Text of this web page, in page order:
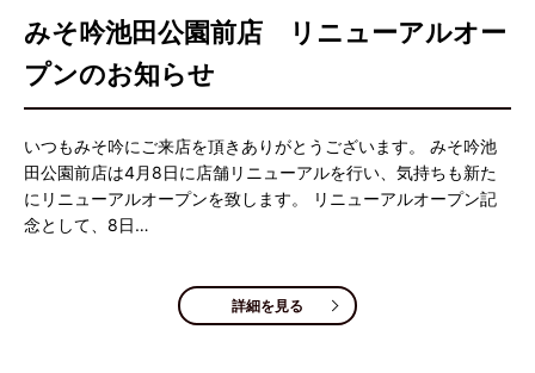
みそ吟池田公園前店 リニューアルオー
プンのお知らせ
いつもみそ吟にご来店を頂きありがとうございます。 みそ吟池
田公園前店は4月8日に店舗リニューアルを行い、気持ちも新た
にリニューアルオープンを致します。 リニューアルオープン記
念として、8日…
詳細を見る